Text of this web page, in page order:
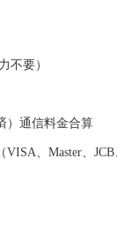
不要）
）通信料金合算
、Master、JCB